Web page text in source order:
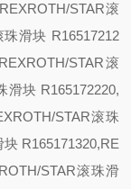
STAR滚
滑块 R16517212
STAR滚
滑块 R165172220,
STAR滚珠
R165171320,RE
STAR滚珠滑